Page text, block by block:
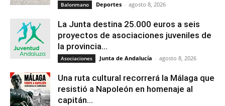
Balonmano Deportes - agosto 8, 2026
La Junta destina 25.000 euros a seis
proyectos de asociaciones juveniles de
la provincia...
Asociaciones Junta de Andalucía - agosto 8, 2026
Una ruta cultural recorrerá la Málaga que
resistió a Napoleón en homenaje al
capitán...